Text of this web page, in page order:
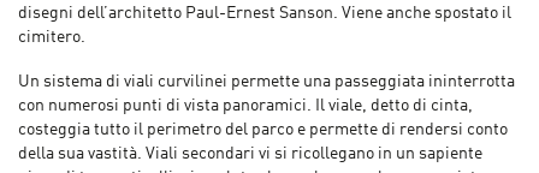
disegni dell’architetto Paul-Ernest Sanson. Viene anche spostato il
cimitero.
Un sistema di viali curvilinei permette una passeggiata ininterrotta
con numerosi punti di vista panoramici. Il viale, detto di cinta,
costeggia tutto il perimetro del parco e permette di rendersi conto
della sua vastità. Viali secondari vi si ricollegano in un sapiente